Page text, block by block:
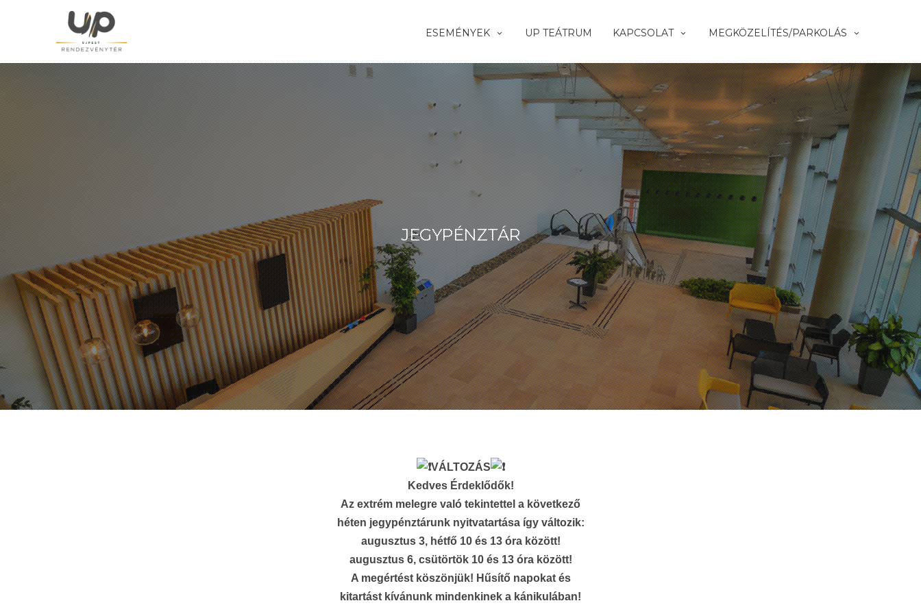
ESEMÉNYEK UP TEÁTRUM KAPCSOLAT MEGKÖZELÍTÉS/PARKOLÁS
JEGYPÉNZTÁR
VÁLTOZÁS
Kedves Érdeklődők!
Az extrém melegre való tekintettel a következő
héten jegypénztárunk nyitvatartása így változik:
augusztus 3, hétfő 10 és 13 óra között!
augusztus 6, csütörtök 10 és 13 óra között!
A megértést köszönjük! Hűsítő napokat és
kitartást kívánunk mindenkinek a kánikulában!